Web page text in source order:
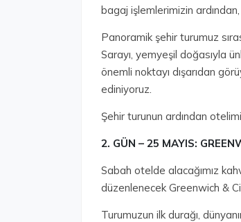
bagaj işlemlerimizin
Panoramik şehir turumuz
Sarayı, yemyeşil doğasıyla
önemli noktayı dışarıdan
ediniyoruz.
Şehir turunun ardından
2.⁠ ⁠GÜN – 25 MAYIS:
Sabah otelde alacağımız
düzenlenecek Greenwich &
Turumuzun ilk durağı,